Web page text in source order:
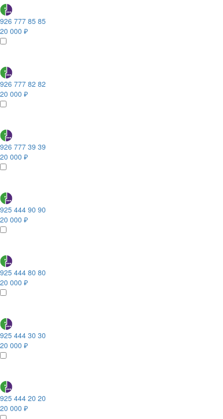
926 777 85 85
20 000 ₽
926 777 82 82
20 000 ₽
926 777 39 39
20 000 ₽
925 444 90 90
20 000 ₽
925 444 80 80
20 000 ₽
925 444 30 30
20 000 ₽
925 444 20 20
20 000 ₽